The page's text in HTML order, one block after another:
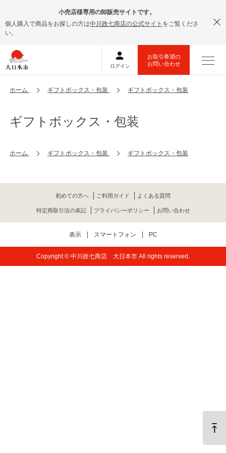
小売店様専用の卸販売サイトです。
個人購入で商品をお探しの方は中川政七商店の公式サイト をご覧くださ
い。
ホーム ギフトボックス・包装 ギフトボックス・包装
ギフトボックス・包装
ホーム ギフトボックス・包装 ギフトボックス・包装
初めての方へ ご利用ガイド よくある質問
特定商取引法の表記 プライバシーポリシー お問い合わせ
表示 スマートフォン PC
Copyright © 中川政七商店 大日本市 All rights reserved.